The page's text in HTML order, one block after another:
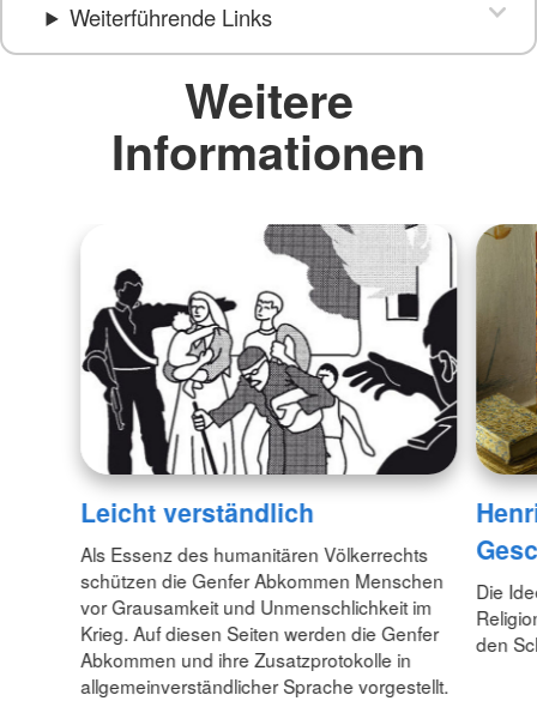
Weiterführende Links
Weitere
Informationen
Leicht verständlich
Als Essenz des humanitären Völkerrechts
schützen die Genfer Abkommen Menschen
vor Grausamkeit und Unmenschlichkeit im
Krieg. Auf diesen Seiten werden die Genfer
Abkommen und ihre Zusatzprotokolle in
allgemeinverständlicher Sprache vorgestellt.
Die
den